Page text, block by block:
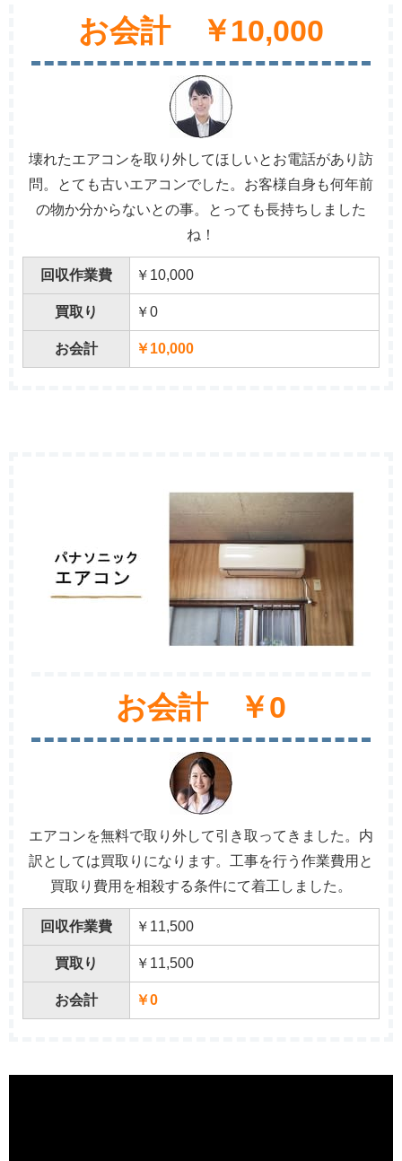
お会計 ￥10,000
壊れたエアコンを取り外してほしいとお電話があり訪
問。とても古いエアコンでした。お客様自身も何年前
の物か分からないとの事。とっても長持ちしました
ね！
回収作業費 ￥10,000
買取り ￥0
お会計 ￥10,000
お会計 ￥0
エアコンを無料で取り外して引き取ってきました。内
訳としては買取りになります。工事を行う作業費用と
買取り費用を相殺する条件にて着工しました。
回収作業費 ￥11,500
買取り ￥11,500
お会計 ￥0